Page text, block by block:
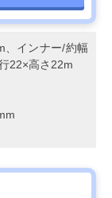
、インナー/約幅
22×高さ22m